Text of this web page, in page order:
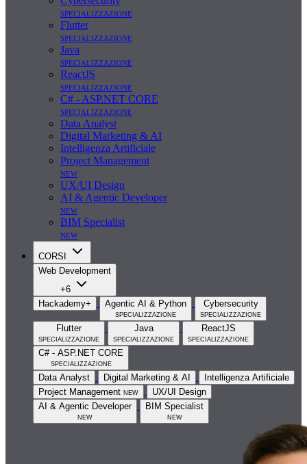
specializzazione
Flutter
specializzazione
Java
specializzazione
ReactJS
specializzazione
C# - ASP.NET CORE
specializzazione
Data Analyst
Digital Marketing & AI
Intelligenza Artificiale
Project Management
new
UX/UI Design
AI & Agentic Developer
new
BIM Specialist
new
CORSI
Web Development
+6
Hackademy+
Agentic AI & Python
specializzazione
Cybersecurity
specializzazione
Flutter
specializzazione
Java
specializzazione
ReactJS
specializzazione
C# - ASP.NET CORE
specializzazione
Data Analyst
Digital Marketing & AI
Intelligenza Artificiale
Project Management new
UX/UI Design
AI & Agentic Developer
new
BIM Specialist
new